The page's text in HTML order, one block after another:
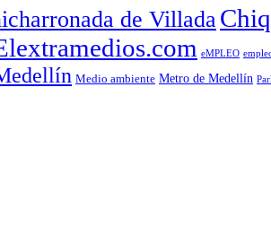
de Villada
eMPLEO
Medio ambiente Metro de Medellín